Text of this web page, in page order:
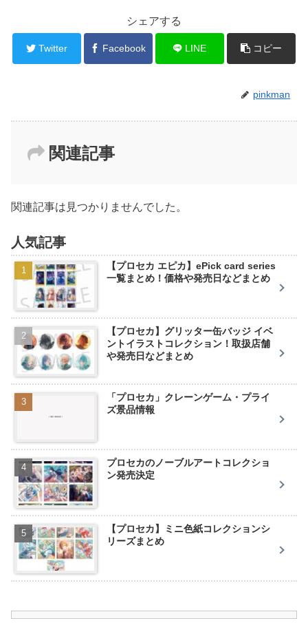
シェアする
Twitter Facebook LINE コピー
pinkman
関連記事
関連記事は見つかりませんでした。
人気記事
【プロセカ エピカ】ePick card series
一覧まとめ！価格や発売日などまとめ
【プロセカ】グリッター缶バッジ イベ
ントイラストコレクション！取扱店舗
や発売日などまとめ
「プロセカ」クレーンゲーム・プライ
ズ景品情報
プロセカのノーブルアートコレクショ
ン発売決定
【プロセカ】ミニ色紙コレクションシ
リーズまとめ